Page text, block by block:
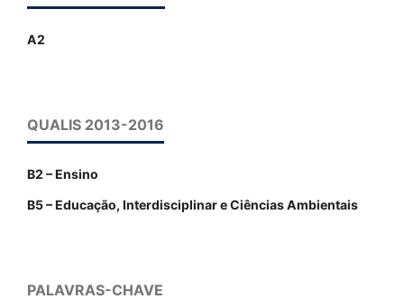
A2
QUALIS 2013-2016
B2 – Ensino
B5 – Educação, Interdisciplinar e Ciências Ambientais
PALAVRAS-CHAVE